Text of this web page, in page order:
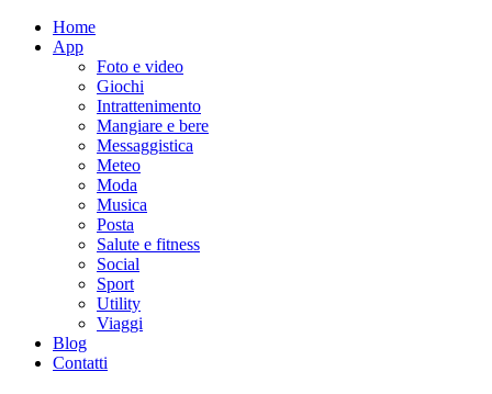
Home
App
Foto e video
Giochi
Intrattenimento
Mangiare e bere
Messaggistica
Meteo
Moda
Musica
Posta
Salute e fitness
Social
Sport
Utility
Viaggi
Blog
Contatti